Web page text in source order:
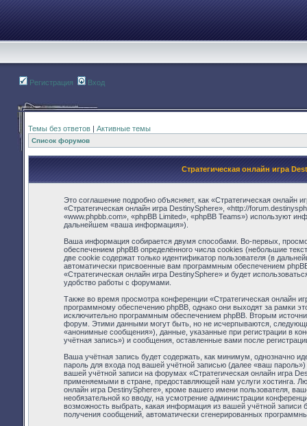
Регистрация Вход
Темы без ответов | Активные темы
Список форумов
Стратегическая онлайн игра
Это соглашение подробно объясняет, как «Стратегическая
«Стратегическая онлайн игра DestinySphere», «http://
«www.phpbb.com», «phpBB Limited», «phpBB Teams») используют
дальнейшем «ваша информация»).
Ваша информация собирается двумя способами. Во-первых,
обеспечением phpBB определённого числа cookies (небольшие
две cookie содержат только идентификатор пользователя (в
автоматически присвоенные вам программным обеспечением
«Стратегическая онлайн игра DestinySphere» и будет
удобство работы с форумами.
Также во время просмотра конференции «Стратегическая онлайн
программному обеспечению phpBB, однако они выходят за рамки
исключительно программным обеспечением phpBB. Вторым
форум. Этими данными могут быть, но не исчерпываются,
«анонимные сообщения»), данные, указанные при регистрации в
учётная запись») и сообщения, оставленные вами после
Ваша учётная запись будет содержать, как минимум, однозначно
пароль для входа под вашей учётной записью (далее «ваш
вашей учётной записи на форумах «Стратегическая онлайн игра
применяемыми в стране, предоставляющей нам услуги хостинга.
онлайн игра DestinySphere», кроме вашего имени пользователя,
необязательной ко вводу, на усмотрение администрации
возможность выбрать, какая информация из вашей учётной записи
получения сообщений, автоматически сгенерированных